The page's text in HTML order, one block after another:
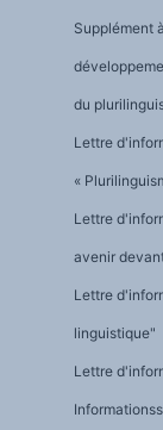
Supplément
du
Lettre
«
Lettre
avenir
Lettre
linguistique"
Lettre